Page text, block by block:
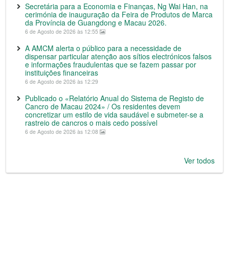
Secretária para a Economia e Finanças, Ng Wai Han, na
cerimónia de inauguração da Feira de Produtos de Marca
da Província de Guangdong e Macau 2026.
6 de Agosto de 2026 às 12:55
A AMCM alerta o público para a necessidade de
dispensar particular atenção aos sítios electrónicos falsos
e informações fraudulentas que se fazem passar por
instituições financeiras
6 de Agosto de 2026 às 12:29
Publicado o «Relatório Anual do Sistema de Registo de
Cancro de Macau 2024» / Os residentes devem
concretizar um estilo de vida saudável e submeter-se a
rastreio de cancros o mais cedo possível
6 de Agosto de 2026 às 12:08
Ver todos